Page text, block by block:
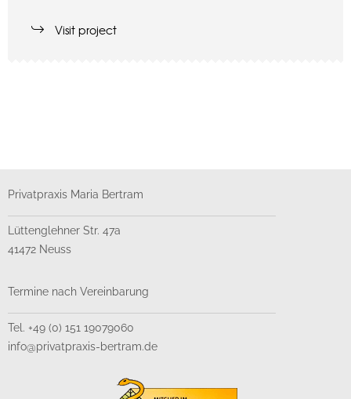
Visit project
Privatpraxis Maria Bertram
Lüttenglehner Str. 47a
41472 Neuss
Termine nach Vereinbarung
Tel. +49 (0) 151 19079060
info@privatpraxis-bertram.de